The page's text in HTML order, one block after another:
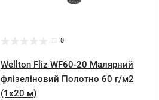
0
Wellton Fliz WF60-20 Малярний
флізеліновий Полотно 60 г/м2
(1x20 м)